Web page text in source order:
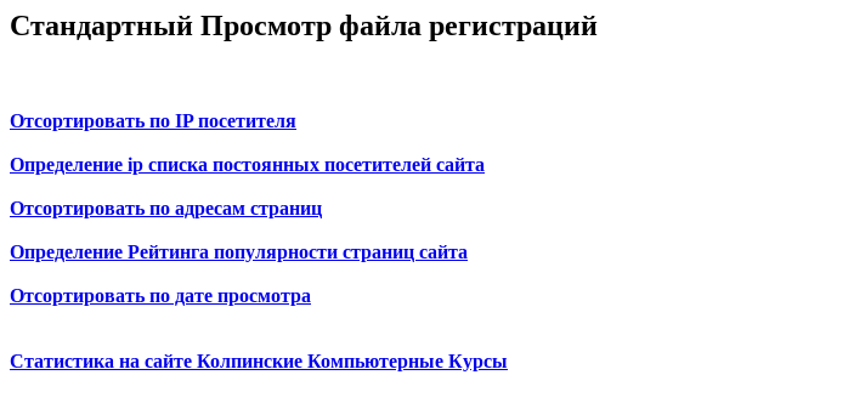
Стандартный Просмотр файла регистраций
Отсортировать по IP посетителя
Определение ip списка постоянных посетителей сайта
Отсортировать по адресам страниц
Определение Рейтинга популярности страниц сайта
Отсортировать по дате просмотра
Статистика на сайте Колпинские Компьютерные Курсы